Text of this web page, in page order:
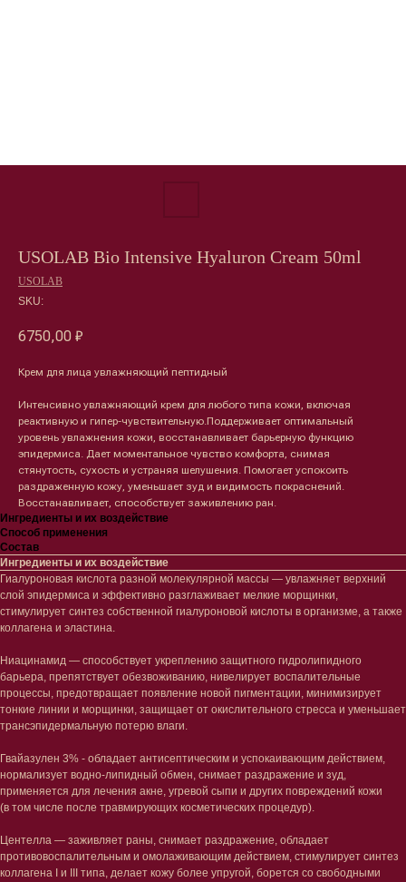
USOLAB Bio Intensive Hyaluron Cream 50ml
USOLAB
SKU:
6750,00 ₽
Крем для лица увлажняющий пептидный
Интенсивно увлажняющий крем для любого типа кожи, включая
реактивную и гипер-чувствительную.Поддерживает оптимальный
уровень увлажнения кожи, восстанавливает барьерную функцию
эпидермиса. Дает моментальное чувство комфорта, снимая
стянутость, сухость и устраняя шелушения. Помогает успокоить
раздраженную кожу, уменьшает зуд и видимость покраснений.
Восстанавливает, способствует заживлению ран.
Ингредиенты и их воздействие
Способ применения
Состав
Ингредиенты и их воздействие
Гиалуроновая кислота разной молекулярной массы — увлажняет верхний
слой эпидермиса и эффективно разглаживает мелкие морщинки,
стимулирует синтез собственной гиалуроновой кислоты в организме, а также
коллагена и эластина.
Ниацинамид — способствует укреплению защитного гидролипидного
барьера, препятствует обезвоживанию, нивелирует воспалительные
процессы, предотвращает появление новой пигментации, минимизирует
тонкие линии и морщинки, защищает от окислительного стресса и уменьшает
трансэпидермальную потерю влаги.
Гвайазулен 3% - обладает антисептическим и успокаивающим действием,
нормализует водно-липидный обмен, снимает раздражение и зуд,
применяется для лечения акне, угревой сыпи и других повреждений кожи
(в том числе после травмирующих косметических процедур).
Центелла — заживляет раны, снимает раздражение, обладает
противовоспалительным и омолаживающим действием, стимулирует синтез
коллагена I и III типа, делает кожу более упругой, борется со свободными